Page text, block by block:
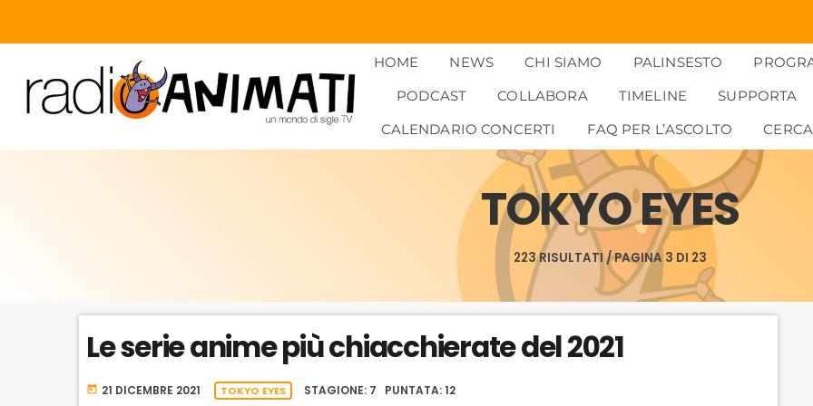
HOME NEWS CHI SIAMO PALINSESTO
PODCAST
COLLABORA TIMELINE
SUPPORTA
CALENDARIO CONCERTI
FAQ PER L’ASCOLTO CERCA
TOKYO EYES
223 RISULTATI / PAGINA 3 DI 23
Le serie anime più chiacchierate del 2021
today 21 DICEMBRE 2021 TOKYO EYES STAGIONE: 7 PUNTATA: 12